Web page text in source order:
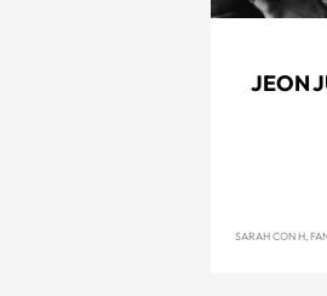
JEON
SARAH CON H,